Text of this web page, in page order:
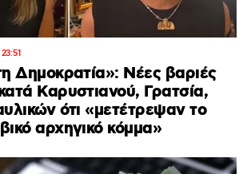
Δημοκρατία»: Νέες βαριές
Καρυστιανού, Γρατσία,
ότι «μετέτρεψαν το
αρχηγικό κόμμα»